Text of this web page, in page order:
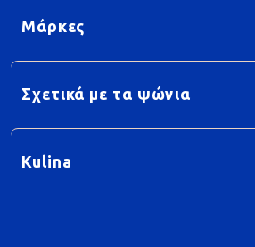
Μάρκες
Σχετικά με τα ψώνια
Kulina